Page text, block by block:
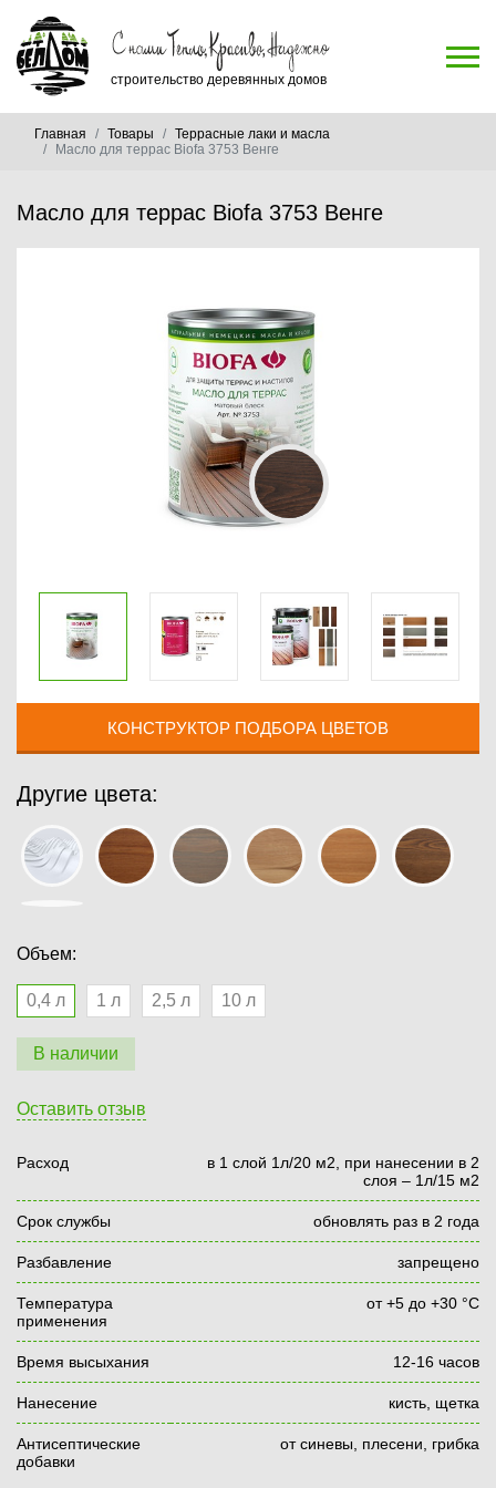
строительство деревянных домов
Главная Товары
Террасные лаки и масла
Масло для террас Biofa 3753 Венге
Масло для террас Biofa 3753 Венге
КОНСТРУКТОР ПОДБОРА ЦВЕТОВ
Другие цвета:
Объем:
0,4 л 1 л 2,5 л 10 л
В наличии
Оставить отзыв
Расход
в 1 слой 1л/20 м2, при нанесении в 2
слоя – 1л/15 м2
Срок службы обновлять раз в 2 года
Разбавление запрещено
Температура
применения
от +5 до +30 °С
Время высыхания 12-16 часов
Нанесение кисть, щетка
Антисептические
добавки
от синевы, плесени, грибка